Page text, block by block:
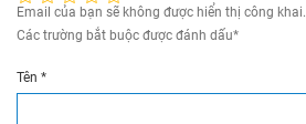
Email của bạn sẽ không được hiển thị công khai.
Các trường bắt buộc được đánh dấu*
Tên *